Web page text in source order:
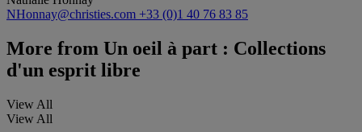
NHonnay@christies.com +33 (0)1 40 76 83 85
More from Un oeil à part : Collections
d'un esprit libre
View All
View All